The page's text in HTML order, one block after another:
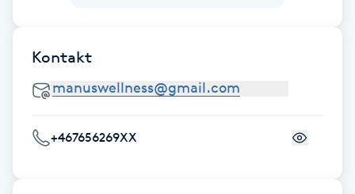
Fransrengöring
Friskvård
Kontakt
+467656269XX